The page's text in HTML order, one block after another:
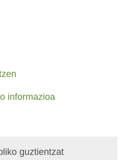
informazioa
guztientzat